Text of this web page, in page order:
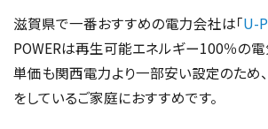
滋賀県で一番おすすめの電力会社は「U-
POWERは再生可能エネルギー100％の電
単価も関西電力より一部安い設定のため
をしているご家庭におすすめです。